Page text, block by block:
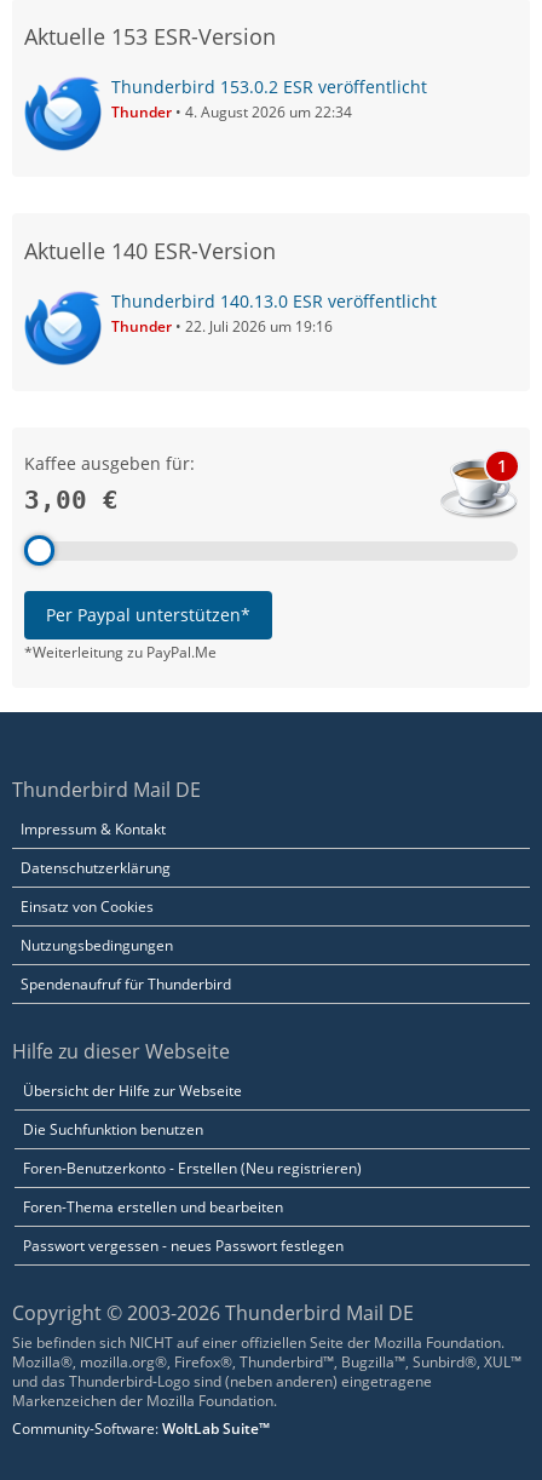
Aktuelle 153 ESR-Version
Thunderbird 153.0.2 ESR veröffentlicht
Thunder 4. August 2026 um 22:34
Aktuelle 140 ESR-Version
Thunderbird 140.13.0 ESR veröffentlicht
Thunder 22. Juli 2026 um 19:16
Kaffee ausgeben für:
3,00 €
1
Per Paypal unterstützen*
*Weiterleitung zu PayPal.Me
Thunderbird Mail DE
Impressum & Kontakt
Datenschutzerklärung
Einsatz von Cookies
Nutzungsbedingungen
Spendenaufruf für Thunderbird
Hilfe zu dieser Webseite
Übersicht der Hilfe zur Webseite
Die Suchfunktion benutzen
Foren-Benutzerkonto - Erstellen (Neu registrieren)
Foren-Thema erstellen und bearbeiten
Passwort vergessen - neues Passwort festlegen
Copyright © 2003-2026 Thunderbird Mail DE
Sie befinden sich NICHT auf einer offiziellen Seite der Mozilla Foundation.
Mozilla®, mozilla.org®, Firefox®, Thunderbird™, Bugzilla™, Sunbird®, XUL™
und das Thunderbird-Logo sind (neben anderen) eingetragene
Markenzeichen der Mozilla Foundation.
Community-Software:WoltLab Suite™